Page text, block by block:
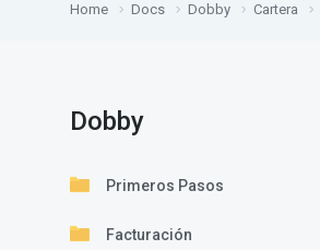
Home
Docs Dobby Cartera
Dobby
Primeros Pasos
Facturación